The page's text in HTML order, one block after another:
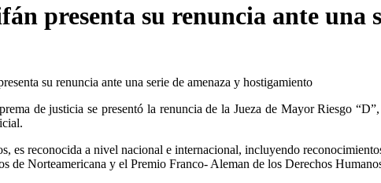
presenta su renuncia ante una
su renuncia ante una serie de amenaza y hostigamiento
de justicia se presentó la renuncia de la Jueza de Mayor Riesgo
es reconocida a nivel nacional e internacional, incluyendo
de Norteamericana y el Premio Franco- Aleman de los Derechos